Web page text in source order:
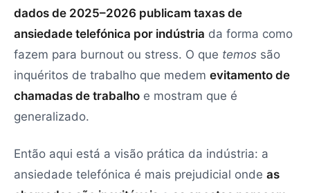
dados de 2025–2026 publicam taxas de
ansiedade telefónica por indústria da forma como
fazem para burnout ou stress. O que temos são
inquéritos de trabalho que medem evitamento de
chamadas de trabalho e mostram que é
generalizado.
Então aqui está a visão prática da indústria: a
ansiedade telefónica é mais prejudicial onde as